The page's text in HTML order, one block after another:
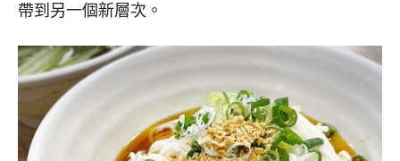
帶到另一個新層次。